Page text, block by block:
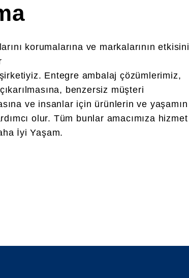
korumalarına ve markalarının etkisini
Entegre ambalaj çözümlerimiz,
benzersiz müşteri
ve insanlar için ürünlerin ve yaşamın
olur. Tüm bunlar amacımıza hizmet
İyi Yaşam.